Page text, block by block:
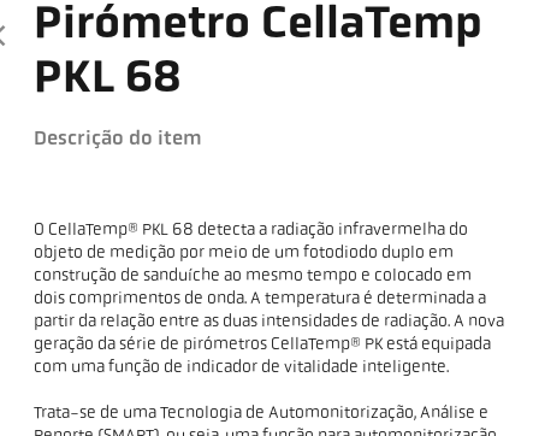
Pirómetro CellaTemp
PKL 68
Descrição do item
O CellaTemp® PKL 68 detecta a radiação infravermelha do
objeto de medição por meio de um fotodiodo duplo em
construção de sanduíche ao mesmo tempo e colocado em
dois comprimentos de onda. A temperatura é determinada a
partir da relação entre as duas intensidades de radiação. A nova
geração da série de pirómetros CellaTemp® PK está equipada
com uma função de indicador de vitalidade inteligente.
Trata-se de uma Tecnologia de Automonitorização, Análise e